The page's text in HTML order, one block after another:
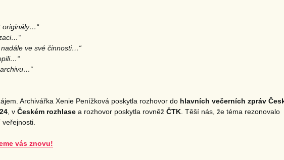
originály…“
ve své činnosti…“
Archivářka Xenie Penížková poskytla rozhovor do hlavních večerních zpráv
, v Českém rozhlasea rozhovor poskytla rovněž ČTK. Těší nás, že téma rezonovalo
veřejnosti.
vás znovu!